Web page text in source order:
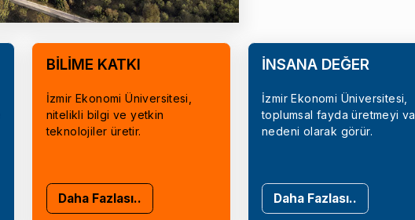
BİLİME KATKI
İzmir Ekonomi Üniversitesi,
nitelikli bilgi ve yetkin
teknolojiler üretir.
Daha Fazlası..
İNSANA DEĞER
İzmir Ekonomi Üniversitesi,
toplumsal fayda üretmeyi
nedeni olarak görür.
Daha Fazlası..